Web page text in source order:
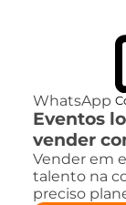
WhatsApp
Eventos
vender
Vender em
talento na
preciso